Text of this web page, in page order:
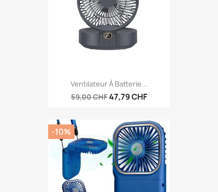
Ventilateur À Batterie...
59,00 CHF47,79 CHF
-10%